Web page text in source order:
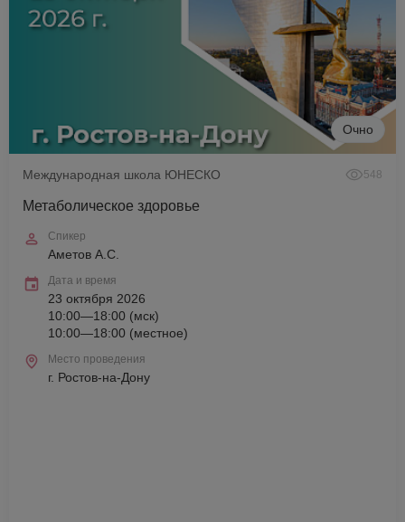
Очно
Международная школа ЮНЕСКО 548
Метаболическое здоровье
Спикер
Аметов А.С.
Дата и время
23 октября 2026
10:00—18:00 (мск)
10:00—18:00 (местное)
Место проведения
г. Ростов-на-Дону